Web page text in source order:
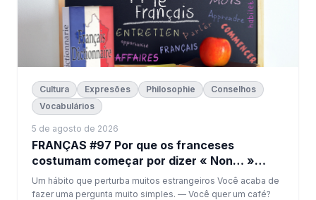
Cultura Expresões Philosophie
Conselhos
Vocabulários
5 de agosto de 2026
FRANÇAS #97 Por que os franceses
costumam começar por dizer « Non… »
antes de responder « Sim »?
Um hábito que perturba muitos estrangeiros Você acaba de
fazer uma pergunta muito simples. — Você quer um café?